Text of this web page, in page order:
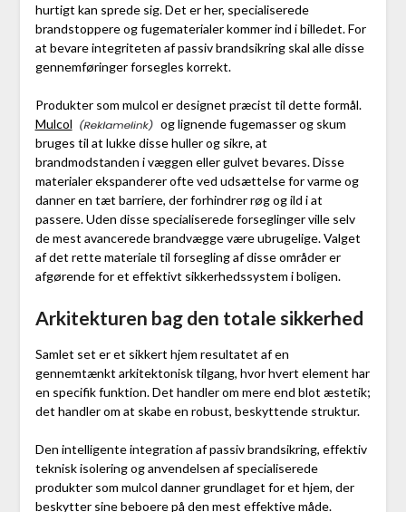
hurtigt kan sprede sig. Det er her, specialiserede
brandstoppere og fugematerialer kommer ind i billedet. For
at bevare integriteten af passiv brandsikring skal alle disse
gennemføringer forsegles korrekt.
Produkter som mulcol er designet præcist til dette formål.
Mulcol
og lignende fugemasser og skum
bruges til at lukke disse huller og sikre, at
brandmodstanden i væggen eller gulvet bevares. Disse
materialer ekspanderer ofte ved udsættelse for varme og
danner en tæt barriere, der forhindrer røg og ild i at
passere. Uden disse specialiserede forseglinger ville selv
de mest avancerede brandvægge være ubrugelige. Valget
af det rette materiale til forsegling af disse områder er
afgørende for et effektivt sikkerhedssystem i boligen.
Arkitekturen bag den totale sikkerhed
Samlet set er et sikkert hjem resultatet af en
gennemtænkt arkitektonisk tilgang, hvor hvert element har
en specifik funktion. Det handler om mere end blot æstetik;
det handler om at skabe en robust, beskyttende struktur.
Den intelligente integration af passiv brandsikring, effektiv
teknisk isolering og anvendelsen af specialiserede
produkter som mulcol danner grundlaget for et hjem, der
beskytter sine beboere på den mest effektive måde.